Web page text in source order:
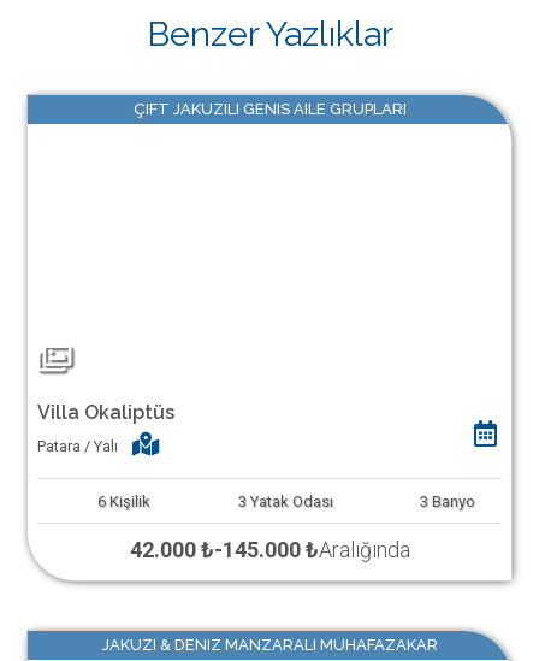
Benzer Yazlıklar
ÇIFT JAKUZILI GENIS AILE GRUPLARI
Villa Okaliptüs
Patara / Yalı
6 Kişilik 3 Yatak Odası 3 Banyo
42.000 ₺-145.000 ₺Aralığında
JAKUZI & DENIZ MANZARALI MUHAFAZAKAR